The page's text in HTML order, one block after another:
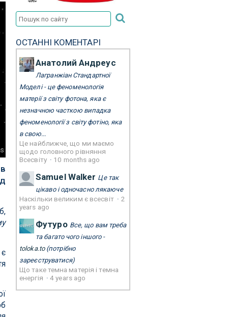
ОСТАННІ КОМЕНТАРІ
Анатолий Андреус
Лагранжіан Стандартної
Моделі - це феноменологія
матерії з світу фотона, яка є
незначною часткою випадка
феноменології з світу фотіно, яка
в свою...
Це найближче, що ми маємо
щодо головного рівняння
Всесвіту · 10 months ago
Samuel Walker Це так
цікаво і одночасно лякаюче
Наскільки великим є всесвіт · 2
years ago
Футуро Все, що вам треба
та багато чого іншого -
toloka.to(потрібно
зареєструватися)
Що таке темна матерія і темна
енергія ·4 years ago